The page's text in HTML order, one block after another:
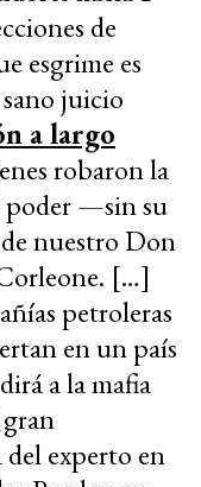
de
esgrime es
juicio
a largo
robaron la
poder —sin su
nuestro Don
[…]
petroleras
en un país
a la mafia
experto en